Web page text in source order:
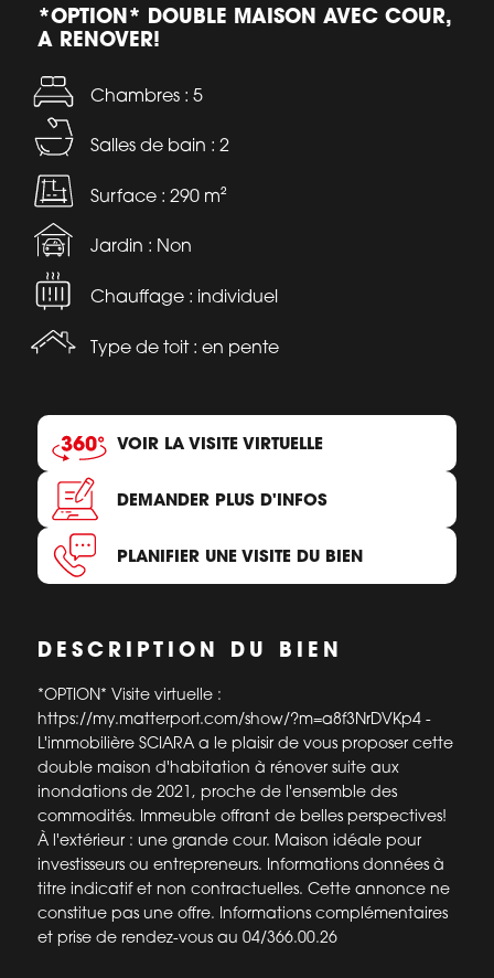
*OPTION* DOUBLE MAISON AVEC COUR,
A RENOVER!
Chambres : 5
Salles de bain : 2
Surface : 290 m²
Jardin : Non
Chauffage : individuel
Type de toit : en pente
VOIR LA VISITE VIRTUELLE
DEMANDER PLUS D'INFOS
PLANIFIER UNE VISITE DU BIEN
DESCRIPTION DU BIEN
*OPTION* Visite virtuelle :
https://my.matterport.com/show/?m=a8f3NrDVKp4 -
L'immobilière SCIARA a le plaisir de vous proposer cette
double maison d'habitation à rénover suite aux
inondations de 2021, proche de l'ensemble des
commodités. Immeuble offrant de belles perspectives!
À l'extérieur : une grande cour. Maison idéale pour
investisseurs ou entrepreneurs. Informations données à
titre indicatif et non contractuelles. Cette annonce ne
constitue pas une offre. Informations complémentaires
et prise de rendez-vous au 04/366.00.26